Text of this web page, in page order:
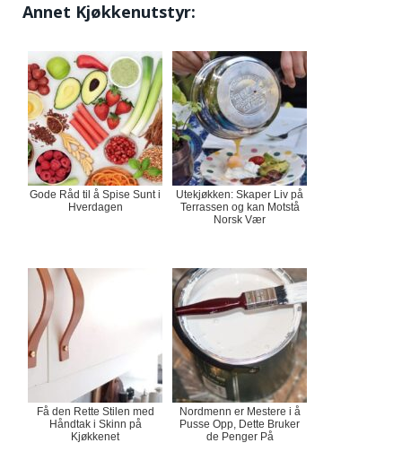
Annet Kjøkkenutstyr:
Gode Råd til å Spise Sunt i
Hverdagen
Utekjøkken: Skaper Liv på
Terrassen og kan Motstå
Norsk Vær
Få den Rette Stilen med
Håndtak i Skinn på
Kjøkkenet
Nordmenn er Mestere i å
Pusse Opp, Dette Bruker
de Penger På